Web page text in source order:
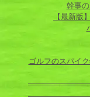
幹事
【最新版
ゴルフのスパイ